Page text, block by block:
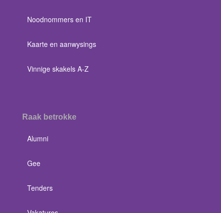
Noodnommers en IT
Kaarte en aanwysings
Vinnige skakels A-Z
Raak betrokke
Alumni
Gee
Tenders